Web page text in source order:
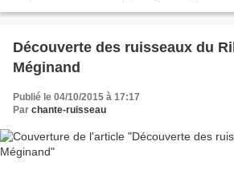
Découverte des ruisseaux du
Méginand
Publié le 04/10/2015 à 17:17
Par chante-ruisseau